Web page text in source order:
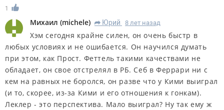
1
Михаил (michele) R Юрий 8 лет назад
Хэм сегодня крайне силен, он очень быстр в
любых условиях и не ошибается. Он научился думать
при этом, как Прост. Феттель такими качествами не
обладает, он свое отстрелял в РБ. Себ в Феррари ни с
кем на равных не боролся, он разве что у Кими выиграл
(и то, скорее, из-за Кими и его отношения к гонкам).
Леклер - это перспектива. Мало выиграл? Ну так ему ж